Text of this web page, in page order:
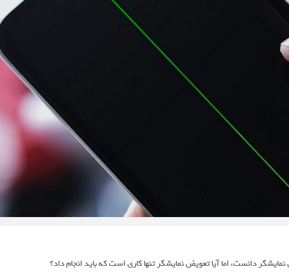
دانست، اما آیا تعویض نمایشگر تنها کاری است که باید انجام داد؟